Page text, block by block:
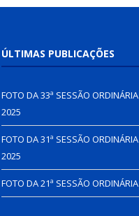
ÚLTIMAS PUBLICAÇÕES
FOTO DA 33ª SESSÃO ORDINÁRIA
2025
FOTO DA 31ª SESSÃO ORDINÁRIA
2025
FOTO DA 21ª SESSÃO ORDINÁRIA